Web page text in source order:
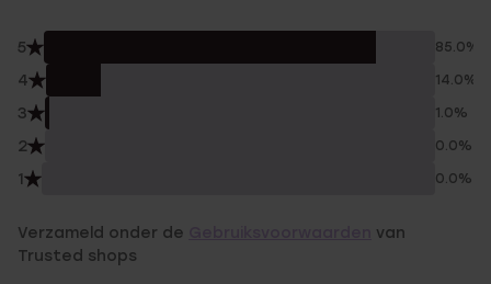
5 85.0%
4 14.0%
3 1.0%
2 0.0%
1 0.0%
Verzameld onder de
van
Trusted shops